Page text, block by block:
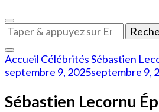
Vous
recherchiez
quelque
chose
?
Accueil CélébritésSébastien
septembre 9, 2025septembre 9,
Sébastien Lecornu